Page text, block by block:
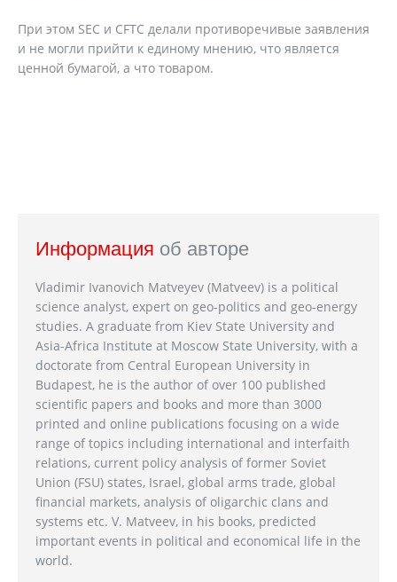
При этом SEC и CFTC делали противоречивые заявления
и не могли прийти к единому мнению, что является
ценной бумагой, а что товаром.
Информация об авторе
Vladimir Ivanovich Matveyev (Matveev) is a political
science analyst, expert on geo-politics and geo-energy
studies. A graduate from Kiev State University and
Asia-Africa Institute at Moscow State University, with a
doctorate from Central European University in
Budapest, he is the author of over 100 published
scientific papers and books and more than 3000
printed and online publications focusing on a wide
range of topics including international and interfaith
relations, current policy analysis of former Soviet
Union (FSU) states, Israel, global arms trade, global
financial markets, analysis of oligarchic clans and
systems etc. V. Matveev, in his books, predicted
important events in political and economical life in the
world.